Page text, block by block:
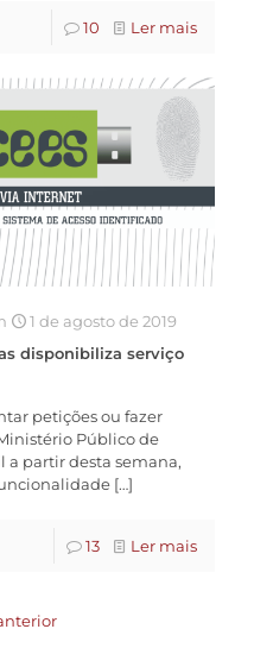
10 Ler mais
1 de agosto de 2019
disponibiliza serviço
petições ou fazer
Público de
a partir desta semana,
[…]
13 Ler mais